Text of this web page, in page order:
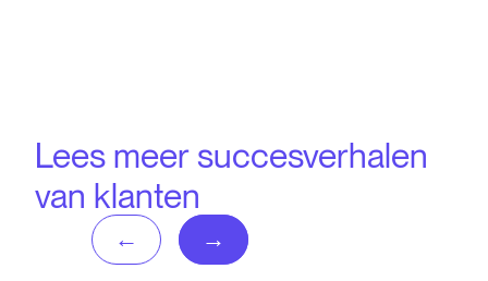
Lees meer succesverhalen
van klanten
Geen berichten gevonden!